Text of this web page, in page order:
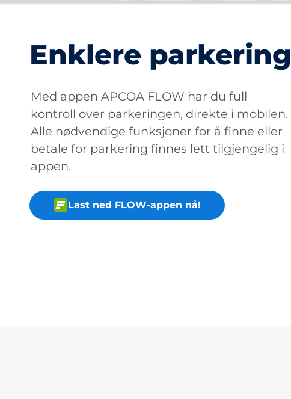
Enklere parkering
Med appen APCOA FLOW har du full
kontroll over parkeringen, direkte i mobilen.
Alle nødvendige funksjoner for å finne eller
betale for parkering finnes lett tilgjengelig i
appen.
Last ned FLOW-appen nå!